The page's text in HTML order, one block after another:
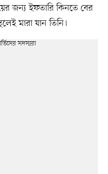
জন্য ইফতারি কিনতে বের
মারা যান তিনি।